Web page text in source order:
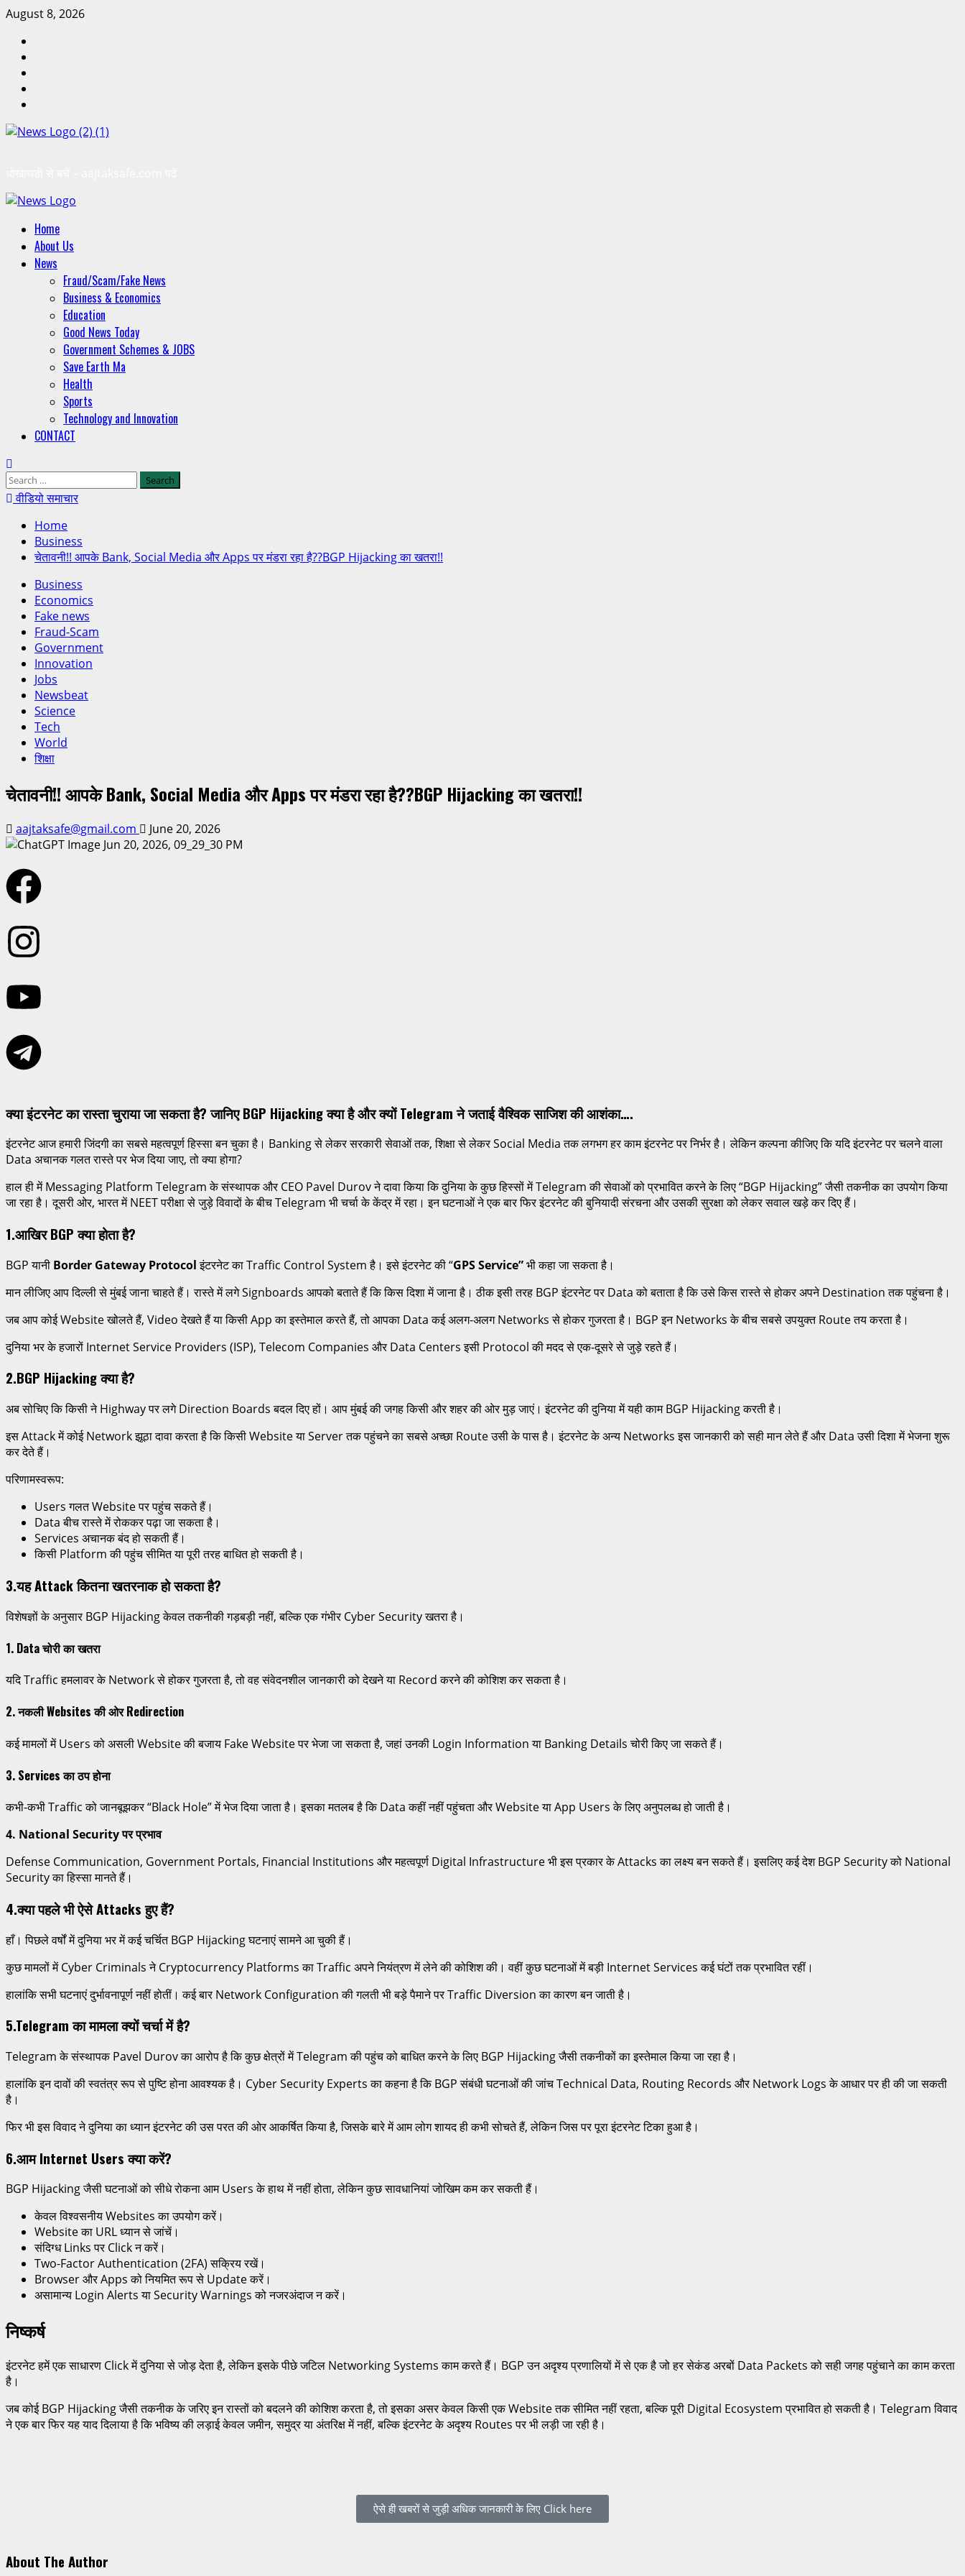
August 8, 2026
Home
About Us
News
Fraud/Scam/Fake News
Business & Economics
Education
Good News Today
Government Schemes & JOBS
Save Earth Ma
Health
Sports
Technology and Innovation
CONTACT
वीडियो समाचार
Home
Business
चेतावनी!! आपके Bank, Social Media और Apps पर मंडरा रहा है??BGP Hijacking का खतरा!!
Business
Economics
Fake news
Fraud-Scam
Government
Innovation
Jobs
Newsbeat
Science
Tech
World
शिक्षा
चेतावनी!! आपके Bank, Social Media और Apps पर मंडरा रहा है??BGP Hijacking का खतरा!!
aajtaksafe@gmail.com June 20, 2026
क्या इंटरनेट का रास्ता चुराया जा सकता है? जानिए BGP Hijacking क्या है और क्यों Telegram ने जताई वैश्विक साजिश की आशंका….
इंटरनेट आज हमारी जिंदगी का सबसे महत्वपूर्ण हिस्सा बन चुका है। Banking से लेकर सरकारी सेवाओं तक, शिक्षा से लेकर Social Media तक लगभग हर काम इंटरनेट पर निर्भर है। लेकिन कल्पना कीजिए कि यदि इंटरनेट पर चलने वाला
Data अचानक गलत रास्ते पर भेज दिया जाए, तो क्या होगा?
हाल ही में Messaging Platform Telegram के संस्थापक और CEO Pavel Durov ने दावा किया कि दुनिया के कुछ हिस्सों में Telegram की सेवाओं को प्रभावित करने के लिए “BGP Hijacking” जैसी तकनीक का उपयोग किया
जा रहा है। दूसरी ओर, भारत में NEET परीक्षा से जुड़े विवादों के बीच Telegram भी चर्चा के केंद्र में रहा। इन घटनाओं ने एक बार फिर इंटरनेट की बुनियादी संरचना और उसकी सुरक्षा को लेकर सवाल खड़े कर दिए हैं।
1.आखिर BGP क्या होता है?
BGP यानी Border Gateway Protocolइंटरनेट का Traffic Control System है। इसे इंटरनेट की “GPS Service”भी कहा जा सकता है।
मान लीजिए आप दिल्ली से मुंबई जाना चाहते हैं। रास्ते में लगे Signboards आपको बताते हैं कि किस दिशा में जाना है। ठीक इसी तरह BGP इंटरनेट पर Data को बताता है कि उसे किस रास्ते से होकर अपने Destination तक पहुंचना है।
जब आप कोई Website खोलते हैं, Video देखते हैं या किसी App का इस्तेमाल करते हैं, तो आपका Data कई अलग-अलग Networks से होकर गुजरता है। BGP इन Networks के बीच सबसे उपयुक्त Route तय करता है।
दुनिया भर के हजारों Internet Service Providers (ISP), Telecom Companies और Data Centers इसी Protocol की मदद से एक-दूसरे से जुड़े रहते हैं।
2.BGP Hijacking क्या है?
अब सोचिए कि किसी ने Highway पर लगे Direction Boards बदल दिए हों। आप मुंबई की जगह किसी और शहर की ओर मुड़ जाएं। इंटरनेट की दुनिया में यही काम BGP Hijacking करती है।
इस Attack में कोई Network झूठा दावा करता है कि किसी Website या Server तक पहुंचने का सबसे अच्छा Route उसी के पास है। इंटरनेट के अन्य Networks इस जानकारी को सही मान लेते हैं और Data उसी दिशा में भेजना शुरू
कर देते हैं।
परिणामस्वरूप:
Users गलत Website पर पहुंच सकते हैं।
Data बीच रास्ते में रोककर पढ़ा जा सकता है।
Services अचानक बंद हो सकती हैं।
किसी Platform की पहुंच सीमित या पूरी तरह बाधित हो सकती है।
3.यह Attack कितना खतरनाक हो सकता है?
विशेषज्ञों के अनुसार BGP Hijacking केवल तकनीकी गड़बड़ी नहीं, बल्कि एक गंभीर Cyber Security खतरा है।
1. Data चोरी का खतरा
यदि Traffic हमलावर के Network से होकर गुजरता है, तो वह संवेदनशील जानकारी को देखने या Record करने की कोशिश कर सकता है।
2. नकली Websites की ओर Redirection
कई मामलों में Users को असली Website की बजाय Fake Website पर भेजा जा सकता है, जहां उनकी Login Information या Banking Details चोरी किए जा सकते हैं।
3. Services का ठप होना
कभी-कभी Traffic को जानबूझकर “Black Hole” में भेज दिया जाता है। इसका मतलब है कि Data कहीं नहीं पहुंचता और Website या App Users के लिए अनुपलब्ध हो जाती है।
4. National Security पर प्रभाव
Defense Communication, Government Portals, Financial Institutions और महत्वपूर्ण Digital Infrastructure भी इस प्रकार के Attacks का लक्ष्य बन सकते हैं। इसलिए कई देश BGP Security को National
Security का हिस्सा मानते हैं।
4.क्या पहले भी ऐसे Attacks हुए हैं?
हाँ। पिछले वर्षों में दुनिया भर में कई चर्चित BGP Hijacking घटनाएं सामने आ चुकी हैं।
कुछ मामलों में Cyber Criminals ने Cryptocurrency Platforms का Traffic अपने नियंत्रण में लेने की कोशिश की। वहीं कुछ घटनाओं में बड़ी Internet Services कई घंटों तक प्रभावित रहीं।
हालांकि सभी घटनाएं दुर्भावनापूर्ण नहीं होतीं। कई बार Network Configuration की गलती भी बड़े पैमाने पर Traffic Diversion का कारण बन जाती है।
5.Telegram का मामला क्यों चर्चा में है?
Telegram के संस्थापक Pavel Durov का आरोप है कि कुछ क्षेत्रों में Telegram की पहुंच को बाधित करने के लिए BGP Hijacking जैसी तकनीकों का इस्तेमाल किया जा रहा है।
हालांकि इन दावों की स्वतंत्र रूप से पुष्टि होना आवश्यक है। Cyber Security Experts का कहना है कि BGP संबंधी घटनाओं की जांच Technical Data, Routing Records और Network Logs के आधार पर ही की जा सकती
है।
फिर भी इस विवाद ने दुनिया का ध्यान इंटरनेट की उस परत की ओर आकर्षित किया है, जिसके बारे में आम लोग शायद ही कभी सोचते हैं, लेकिन जिस पर पूरा इंटरनेट टिका हुआ है।
6.आम Internet Users क्या करें?
BGP Hijacking जैसी घटनाओं को सीधे रोकना आम Users के हाथ में नहीं होता, लेकिन कुछ सावधानियां जोखिम कम कर सकती हैं।
केवल विश्वसनीय Websites का उपयोग करें।
Website का URL ध्यान से जांचें।
संदिग्ध Links पर Click न करें।
Two-Factor Authentication (2FA) सक्रिय रखें।
Browser और Apps को नियमित रूप से Update करें।
असामान्य Login Alerts या Security Warnings को नजरअंदाज न करें।
निष्कर्ष
इंटरनेट हमें एक साधारण Click में दुनिया से जोड़ देता है, लेकिन इसके पीछे जटिल Networking Systems काम करते हैं। BGP उन अदृश्य प्रणालियों में से एक है जो हर सेकंड अरबों Data Packets को सही जगह पहुंचाने का काम करता
है।
जब कोई BGP Hijacking जैसी तकनीक के जरिए इन रास्तों को बदलने की कोशिश करता है, तो इसका असर केवल किसी एक Website तक सीमित नहीं रहता, बल्कि पूरी Digital Ecosystem प्रभावित हो सकती है। Telegram विवाद
ने एक बार फिर यह याद दिलाया है कि भविष्य की लड़ाई केवल जमीन, समुद्र या अंतरिक्ष में नहीं, बल्कि इंटरनेट के अदृश्य Routes पर भी लड़ी जा रही है।
ऐसे ही खबरों से जुड़ी अधिक जानकारी के लिए Click here
About The Author